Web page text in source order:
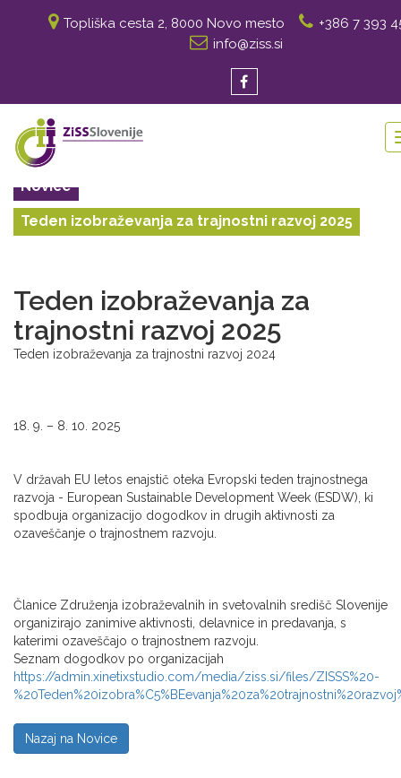
Topliška cesta 2, 8000 Novo mesto
+386 7 393
info@ziss.si
Novice
Teden izobraževanja za trajnostni razvoj 2025
Teden izobraževanja za
trajnostni razvoj 2025
Teden izobraževanja za trajnostni razvoj 2024
18. 9. – 8. 10. 2025
V državah EU letos enajstič oteka Evropski teden trajnostnega
razvoja - European Sustainable Development Week (ESDW), ki
spodbuja organizacijo dogodkov in drugih aktivnosti za
ozaveščanje o trajnostnem razvoju.
Članice Združenja izobraževalnih in svetovalnih središč Slovenije
organizirajo zanimive aktivnosti, delavnice in predavanja, s
katerimi ozaveščajo o trajnostnem razvoju.
Seznam dogodkov po organizacijah
https://admin.xinetixstudio.com/media/ziss.si/files/ZISSS%20-
Nazaj na Novice